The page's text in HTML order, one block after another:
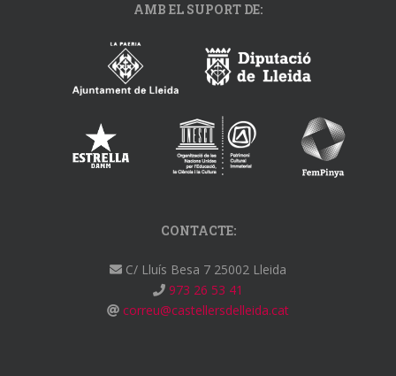
AMB EL SUPORT DE:
CONTACTE:
C/ Lluís Besa 7 25002 Lleida
973 26 53 41
correu@castellersdelleida.cat